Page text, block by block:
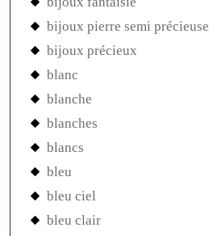
bijoux pierre semi précieuse
bijoux précieux
blanc
blanche
blanches
blancs
bleu
bleu ciel
bleu clair